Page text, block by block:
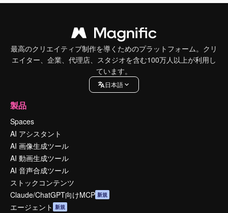
最高のクリエイティブ制作を導くためのプラットフォーム。クリ
エイター、企業、代理店、スタジオを含む100万人以上が利用し
ています。
日本語
製品
Spaces
AI アシスタント
AI 画像生成ツール
AI 動画生成ツール
AI 音声合成ツール
ストックコンテンツ
Claude/ChatGPT向けMCP 新規
エージェント 新規